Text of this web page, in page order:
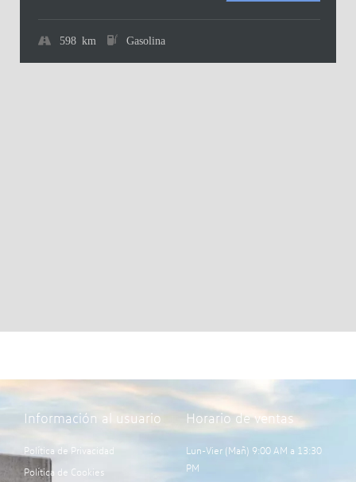
598 km Gasolina
Información al usuario
Política de Privacidad
Política de Cookies
Horario de ventas
Lun-Vier (Mañ) 9:00 AM a 13:30
PM